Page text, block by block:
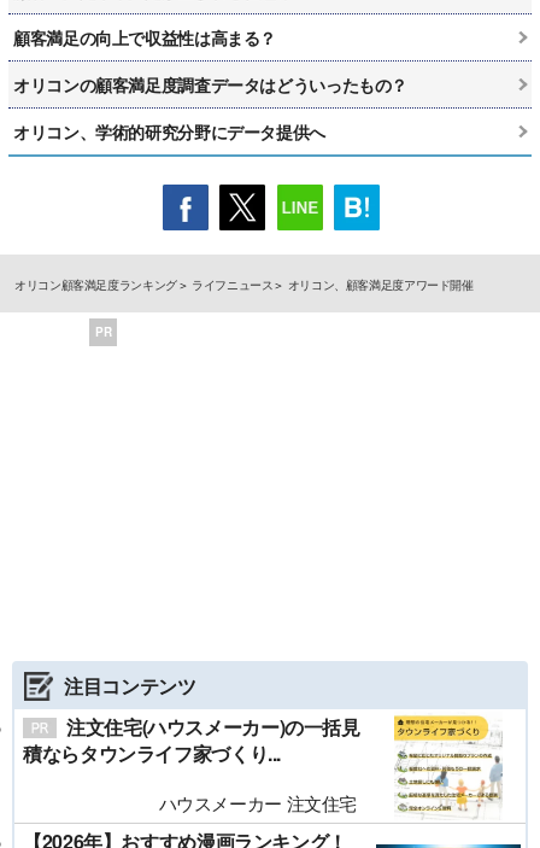
顧客満足の向上で収益性は高まる？
オリコンの顧客満足度調査データはどういったもの？
オリコン、学術的研究分野にデータ提供へ
オリコン顧客満足度ランキング ライフニュース オリコン、顧客満足度アワード開催
PR
注目コンテンツ
注文住宅(ハウスメーカー)の一括見
積ならタウンライフ家づくり...
ハウスメーカー 注文住宅
【2026年】おすすめ漫画ランキング！